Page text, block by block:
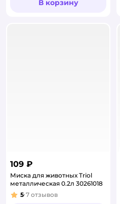
В корзину
109 ₽
Миска для животных Triol
металлическая 0.2л 30261018
Рейтинг:
5 7 отзывов